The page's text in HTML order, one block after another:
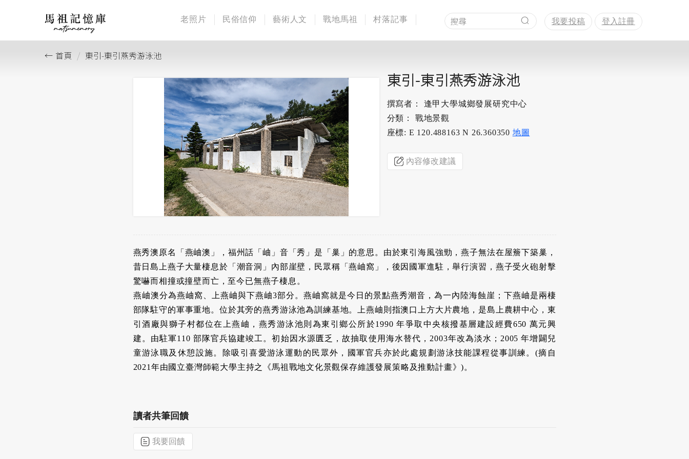
老照片 民俗信仰 藝術人文 戰地馬祖 村落記事 我要投稿 登入註冊
首頁 東引-東引燕秀游泳池
東引-東引燕秀游泳池
撰寫者： 逢甲大學城鄉發展研究中心
分類： 戰地景觀
座標: E 120.488163 N 26.360350 地圖
內容修改建議
燕秀澳原名「燕岫澳」，福州話「岫」音「秀」是「巢」的意思。由於東引海風強勁，燕子無法在屋簷下築巢，
昔日島上燕子大量棲息於「潮音洞」內部崖壁，民眾稱「燕岫窩」，後因國軍進駐，舉行演習，燕子受火砲射擊
驚嚇而相撞或撞壁而亡，至今已無燕子棲息。
燕岫澳分為燕岫窩、上燕岫與下燕岫3部分。燕岫窩就是今日的景點燕秀潮音，為一內陸海蝕崖；下燕岫是兩棲
部隊駐守的軍事重地。位於其旁的燕秀游泳池為訓練基地。上燕岫則指澳口上方大片農地，是島上農耕中心，東
引酒廠與獅子村都位在上燕岫，燕秀游泳池則為東引鄉公所於1990 年爭取中央核撥基層建設經費650 萬元興
建。由駐軍110 部隊官兵協建竣工。初始因水源匱乏，故抽取使用海水替代，2003年改為淡水；2005 年增闢兒
童游泳職及休憩設施。除吸引喜愛游泳運動的民眾外，國軍官兵亦於此處規劃游泳技能課程從事訓練。(摘自
2021年由國立臺灣師範大學主持之《馬祖戰地文化景觀保存維護發展策略及推動計畫》)。
讀者共筆回饋
我要回饋